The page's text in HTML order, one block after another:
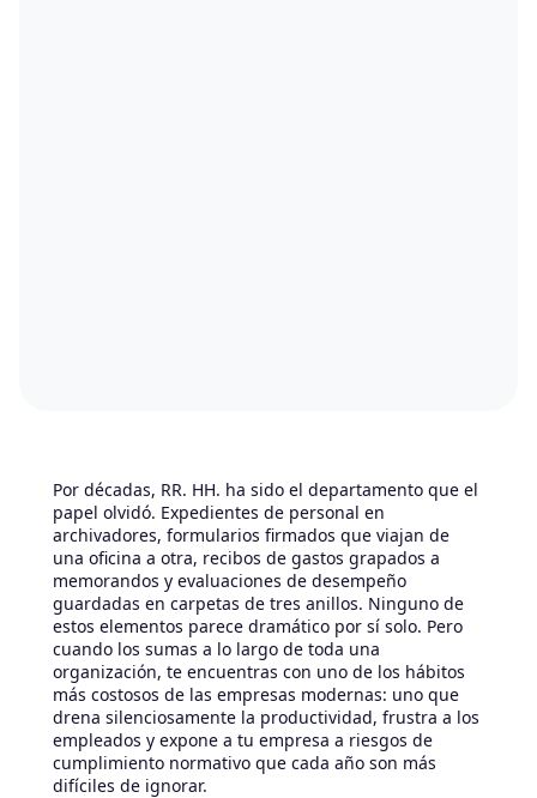
Por décadas, RR. HH. ha sido el departamento que el
papel olvidó. Expedientes de personal en
archivadores, formularios firmados que viajan de
una oficina a otra, recibos de gastos grapados a
memorandos y evaluaciones de desempeño
guardadas en carpetas de tres anillos. Ninguno de
estos elementos parece dramático por sí solo. Pero
cuando los sumas a lo largo de toda una
organización, te encuentras con uno de los hábitos
más costosos de las empresas modernas: uno que
drena silenciosamente la productividad, frustra a los
empleados y expone a tu empresa a riesgos de
cumplimiento normativo que cada año son más
difíciles de ignorar.